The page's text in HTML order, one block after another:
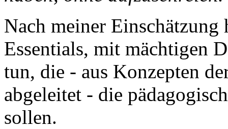
Nach meiner
Essentials, mit mächtigen
tun, die - aus Konzepten
abgeleitet - die
sollen.